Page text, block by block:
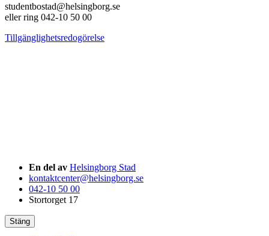
studentbostad@helsingborg.se
eller ring 042-10 50 00
Tillgänglighetsredogörelse
En del av Helsingborg Stad
kontaktcenter@helsingborg.se
042-10 50 00
Stortorget 17
Stäng